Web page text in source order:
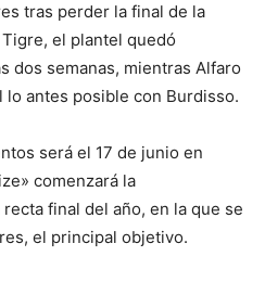
tras perder la final de la
el plantel quedó
dos semanas, mientras Alfaro
antes posible con Burdisso.
será el 17 de junio en
comenzará la
final del año, en la que se
el principal objetivo.